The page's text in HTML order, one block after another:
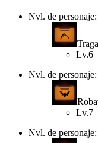
Nvl. de
Lv.6
Nvl. de
Lv.7
Nvl. de